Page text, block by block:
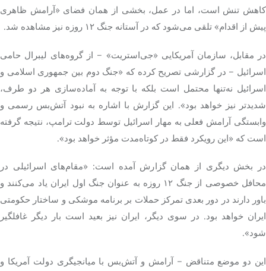
کاهش تنش است، اما در عمل، بخشی از همان فضای «آرامش ظاهری
پیش از اقدام» تلقی می‌شود که در آستانه جنگ ۱۲ روزه نیز مشاهده شد.
در مقابل، سازمان آمریکایی «جی‌استریت» – از گروه‌های لیبرال حامی
اسرائیل – در گزارشی تصریح کرده که «جنگ دوم بین جمهوری اسلامی و
اسرائیل نه‌تنها محتمل است بلکه با توجه به آماده‌سازی هر دو طرف،
شدیدتر نیز خواهد بود». این گزارش با اشاره به نبود آتش‌بس رسمی و
وابستگی آرامش فعلی به مهار اسرائیل توسط دولت ترامپ، نتیجه گرفته
است که «این رویکرد فقط در کوتاه‌مدت مؤثر خواهد بود».
در بخش دیگری از همان گزارش آمده است: «مقام‌های اسرائیلی در
محافل خصوصی از جنگ ۱۲ روزه به عنوان جنگ اول ایران یاد می‌کنند و
باور دارند در دور بعدی تمرکز حملات بر برنامه موشکی و ساختار حکومتی
ایران خواهد بود. در سوی دیگر، ایران نیز بعید است بار دیگر غافلگیر
شود».
این دو موضع متناقض – آرامش و آتش‌بس با میانجیگری دولت آمریکا و